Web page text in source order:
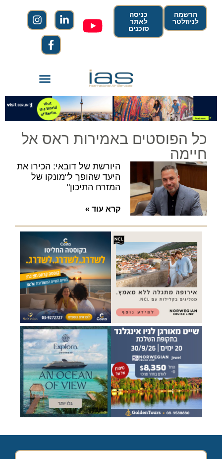
הרשמה
לניוזלטר
כניסה
לאתר
סוכנים
כל הפוסטים באמירות ראס אל
חיימה
היורשת של דובאי: הכירו את
היעד שהופך ל"מונקו של
המזרח התיכון"
קרא עוד »